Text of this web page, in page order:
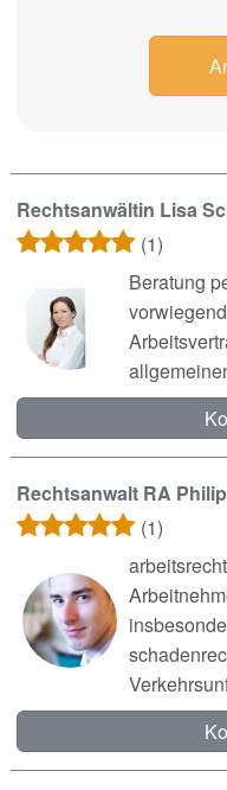
Rechtsanwältin Lisa
(1)
Beratung
Rechtsanwalt RA
(1)